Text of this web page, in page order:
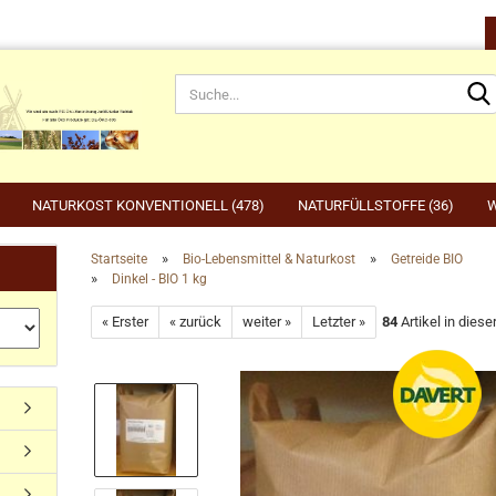
Konto erstellen
Passwort vergessen?
NATURKOST KONVENTIONELL (478) NATURFÜLLSTOFFE (36)
& Winterfütterung
Compo
Grillen, Grillbedarf, Holzkohle
Startseite » Bio-Lebensmittel & Naturkost » Getreide BIO
» Dinkel - BIO 1 kg
« Erster « zurück weiter » Letzter » 84 Artikel in